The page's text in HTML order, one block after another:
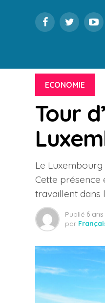
ECONOMIE
Tour
Le
Cette présence
travaillent dans
Publié 6
par